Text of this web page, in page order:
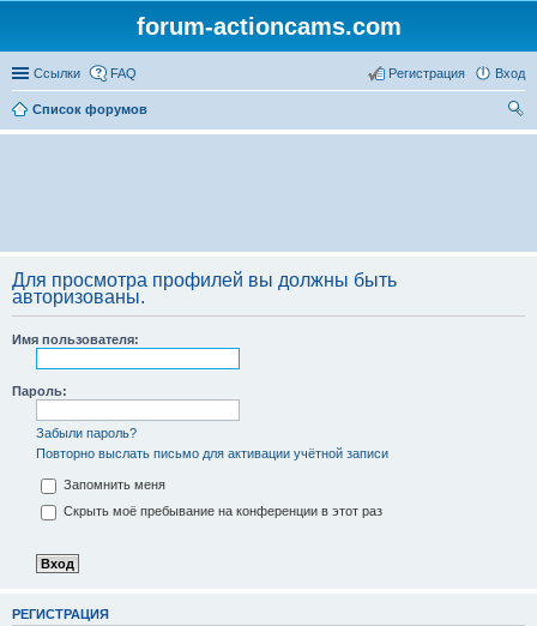
forum-actioncams.com
Ссылки FAQ Вход
Регистрация
Список форумов
ои
Для просмотра профилей вы должны быть
авторизованы.
Имя пользователя:
Пароль:
Забыли пароль?
Повторно выслать письмо для активации учётной записи
Запомнить меня
Скрыть моё пребывание на конференции в этот раз
РЕГИСТРАЦИЯ